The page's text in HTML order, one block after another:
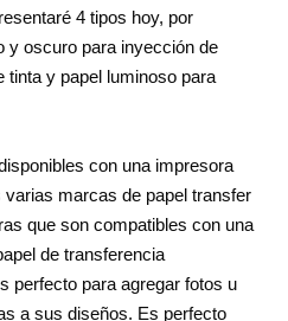
4 tipos hoy, por
y oscuro para inyección de
tinta y papel luminoso para
con una impresora
marcas de papel transfer
que son compatibles con una
de transferencia
perfecto para agregar fotos u
a sus diseños. Es perfecto